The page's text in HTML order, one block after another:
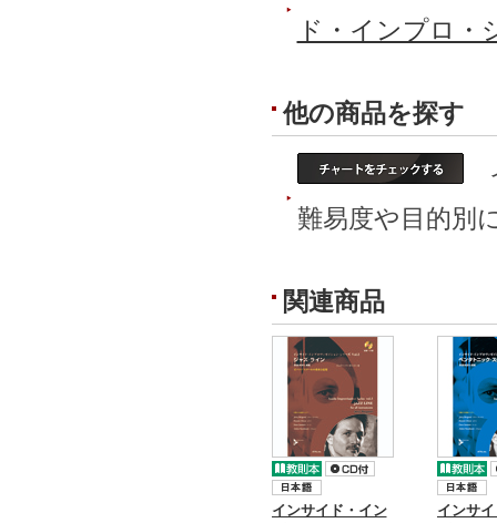
ド・インプロ・
他の商品を探す
難易度や目的別
関連商品
インサイド・イン
インサ